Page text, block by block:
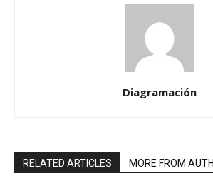
Diagramación
RELATED ARTICLES MORE FROM